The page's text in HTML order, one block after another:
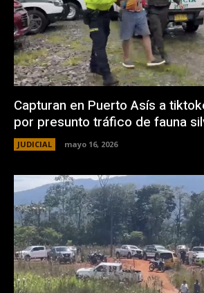
Capturan en Puerto Asís a
por presunto tráfico de fauna
JUDICIAL mayo 16, 2026